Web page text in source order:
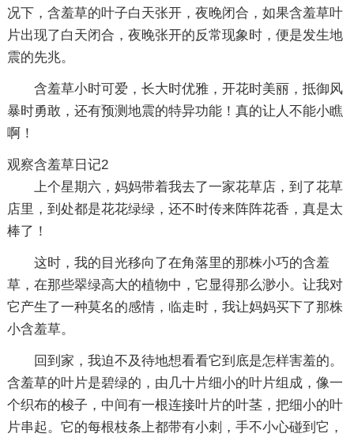
况下，含羞草的叶子白天张开，夜晚闭合，如果含羞草叶
片出现了白天闭合，夜晚张开的反常现象时，便是发生地
震的先兆。
含羞草小时可爱，长大时优雅，开花时美丽，抵御风
暴时勇敢，还有预测地震的特异功能！真的让人不能小瞧
啊！
观察含羞草日记2
上个星期六，妈妈带着我去了一家花草店，到了花草
店里，到处都是花花绿绿，还不时传来阵阵花香，真是太
棒了！
这时，我的目光移向了在角落里的那株小巧的含羞
草，在那些翠绿高大的植物中，它显得那么渺小。让我对
它产生了一种莫名的感情，临走时，我让妈妈买下了那株
小含羞草。
回到家，我迫不及待地想看看它到底是怎样害羞的。
含羞草的叶片是碧绿的，由几十片细小的叶片组成，像一
个织布的梭子，中间有一根连接叶片的叶茎，把细小的叶
片串起。它的每根枝条上都带有小刺，手不小心碰到它，